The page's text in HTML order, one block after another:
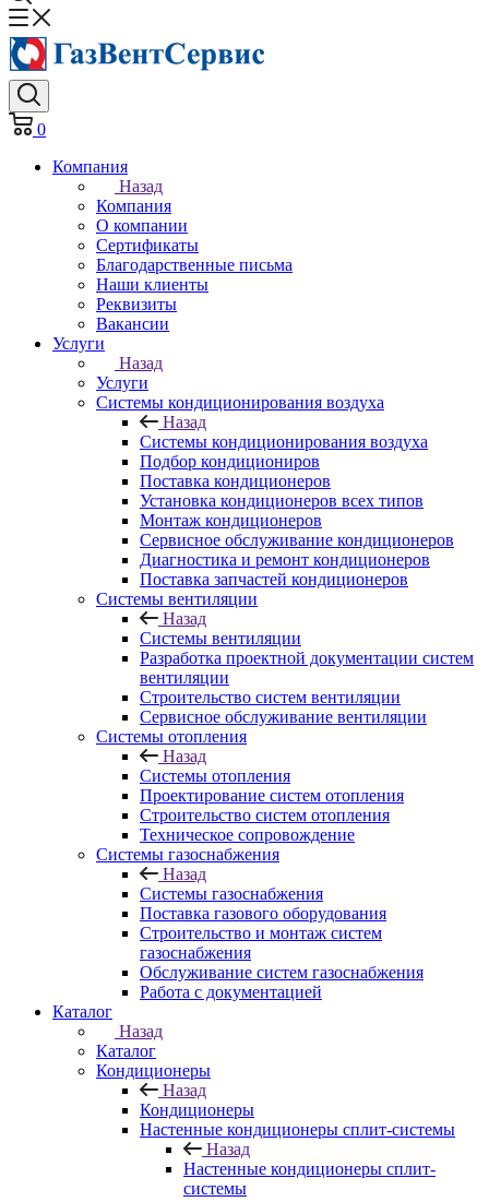
0
Компания
Назад
Компания
О компании
Сертификаты
Благодарственные письма
Наши клиенты
Реквизиты
Вакансии
Услуги
Назад
Услуги
Системы кондиционирования воздуха
Назад
Системы кондиционирования воздуха
Подбор кондициониров
Поставка кондиционеров
Установка кондиционеров всех типов
Монтаж кондиционеров
Сервисное обслуживание кондиционеров
Диагностика и ремонт кондиционеров
Поставка запчастей кондиционеров
Системы вентиляции
Назад
Системы вентиляции
Разработка проектной документации систем
вентиляции
Строительство систем вентиляции
Сервисное обслуживание вентиляции
Системы отопления
Назад
Системы отопления
Проектирование систем отопления
Строительство систем отопления
Техническое сопровождение
Системы газоснабжения
Назад
Системы газоснабжения
Поставка газового оборудования
Строительство и монтаж систем
газоснабжения
Обслуживание систем газоснабжения
Работа с документацией
Каталог
Назад
Каталог
Кондиционеры
Назад
Кондиционеры
Настенные кондиционеры сплит-системы
Назад
Настенные кондиционеры сплит-
системы